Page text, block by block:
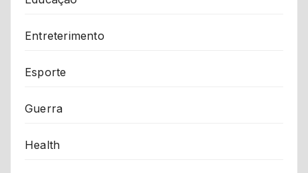
Entreterimento
Esporte
Guerra
Health